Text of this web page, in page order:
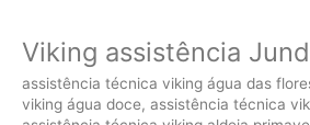
Viking assistência
assistência técnica viking água das
viking água doce, assistência técnica